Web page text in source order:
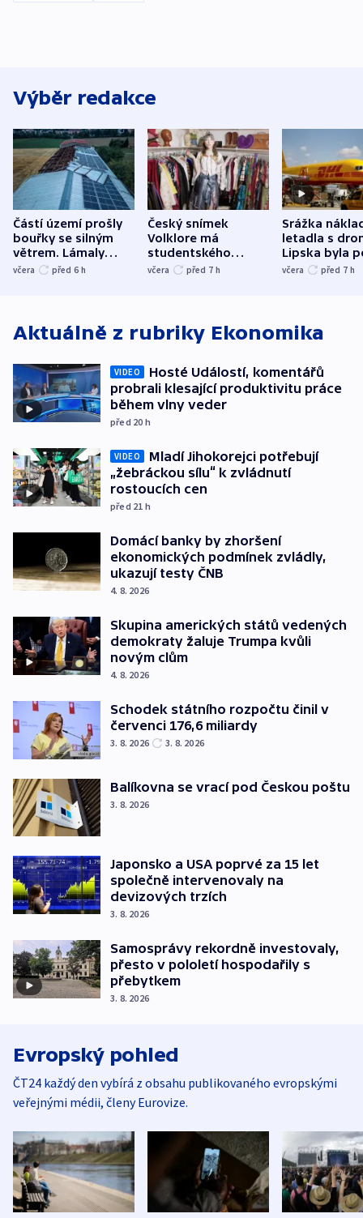
Výběr redakce
Částí území prošly
bouřky se silným
větrem. Lámaly
stromy a poničily
včera před 6 h
Český snímek
Volklore má
studentského
Oscara, zabojuje o
včera před 7 h
Srážka
letadla s
Lipska byla
německého
včera před 7 h
Aktuálně z rubriky Ekonomika
VIDEO
Hosté Událostí, komentářů
probrali klesající produktivitu práce
během vlny veder
před 20 h
VIDEO
Mladí Jihokorejci potřebují
„žebráckou sílu“ k zvládnutí
rostoucích cen
před 21 h
Domácí banky by zhoršení
ekonomických podmínek zvládly,
ukazují testy ČNB
4. 8. 2026
Skupina amerických států vedených
demokraty žaluje Trumpa kvůli
novým clům
4. 8. 2026
Schodek státního rozpočtu činil v
červenci 176,6 miliardy
3. 8. 2026 3. 8. 2026
Balíkovna se vrací pod Českou poštu
3. 8. 2026
Japonsko a USA poprvé za 15 let
společně intervenovaly na
devizových trzích
3. 8. 2026
Samosprávy rekordně investovaly,
přesto v pololetí hospodařily s
přebytkem
3. 8. 2026
Evropský pohled
ČT24 každý den vybírá z obsahu publikovaného evropskými
veřejnými médii, členy Eurovize.